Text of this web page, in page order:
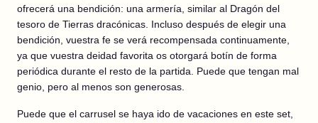
ofrecerá una bendición: una armería, similar al Dragón del
tesoro de Tierras dracónicas. Incluso después de elegir una
bendición, vuestra fe se verá recompensada continuamente,
ya que vuestra deidad favorita os otorgará botín de forma
periódica durante el resto de la partida. Puede que tengan mal
genio, pero al menos son generosas.
Puede que el carrusel se haya ido de vacaciones en este set,